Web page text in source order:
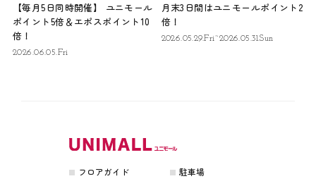
【毎月5日同時開催】 ユニモール
ポイント5倍＆エポスポイント10
倍！
2026.06.05.Fri
月末3日間はユニモールポイント2
倍！
2026.05.29.Fri~2026.05.31.Sun
フロアガイド 駐車場